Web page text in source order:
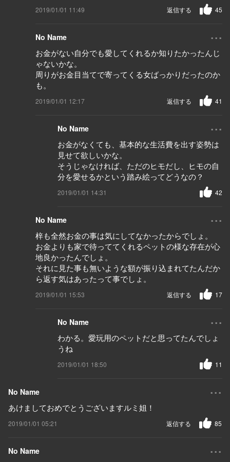
2019/01/01 11:49 45
返信する
No Name ...
お金がない自分でも愛してくれるか知りたかったんじ
ゃないかな。
周りがお金目当てで寄ってくる女ばっかりだったのか
も。
2019/01/01 12:17 41
返信する
No Name ...
お金がなくても、基本的な生活費を出す姿勢は
見せて欲しいかな。
そうじゃなければ、ただのヒモだし、ヒモの自
分を愛せるかという踏み絵ってどうなの？
2019/01/01 14:31 42
No Name ...
梓も全然お金の事は気にしてなかったからでしょ。
お金よりも家で待っててくれるペットの様な存在が心
地良かったんでしょ。
それに見た事も無いような額が振り込まれてたんだか
ら返す気はあったって事でしょ。
2019/01/01 15:53 17
返信する
No Name ...
わかる。愛玩用のペットだと思ってたんでしょ
うね
2019/01/01 18:50 11
No Name ...
あけましておめでとうございますルミ姐！
2019/01/01 05:21 85
返信する
No Name ...